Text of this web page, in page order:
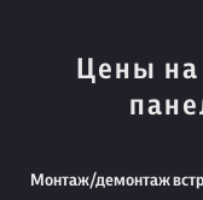
Цены
Монтаж/демонтаж